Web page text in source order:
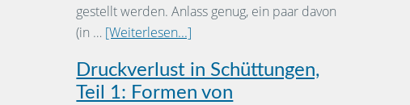
gestellt werden. Anlass genug, ein paar davon
(in … [Weiterlesen...]
Druckverlust in Schüttungen,
Teil 1: Formen von